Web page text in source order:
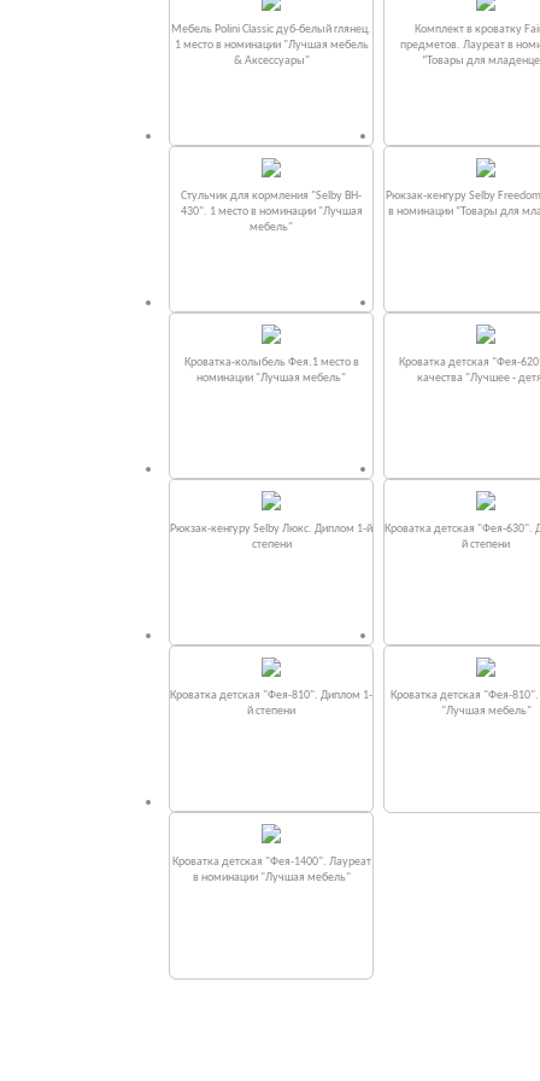
Мебель Polini Classic дуб-белый глянец.
1 место в номинации "Лучшая мебель
& Аксессуары"
Комплект в кроватку
предметов. Лауреат в
“Товары для
Стульчик для кормления "Selby BH-
430". 1 место в номинации "Лучшая
мебель"
Рюкзак-кенгуру Selby
в номинации “Товары для
Кроватка-колыбель Фея.1 место в
номинации "Лучшая мебель"
Кроватка детская "Фея-
качества "Лучшее -
Рюкзак-кенгуру Selby Люкс. Диплом 1-й
степени
Кроватка детская "Фея-630".
й степени
Кроватка детская "Фея-810". Диплом 1-
й степени
Кроватка детская "Фея-
"Лучшая мебель"
Кроватка детская "Фея-1400". Лауреат
в номинации "Лучшая мебель"